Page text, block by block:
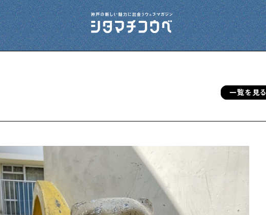
下町の飲み歩き日記です
下町の店≒家
下町ならではの家みたいな店を紹介する記事
一覧を見る